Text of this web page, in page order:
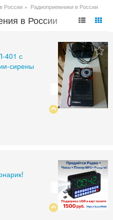
России ▸ Радиоприемники в России
в России
401 с
сирены